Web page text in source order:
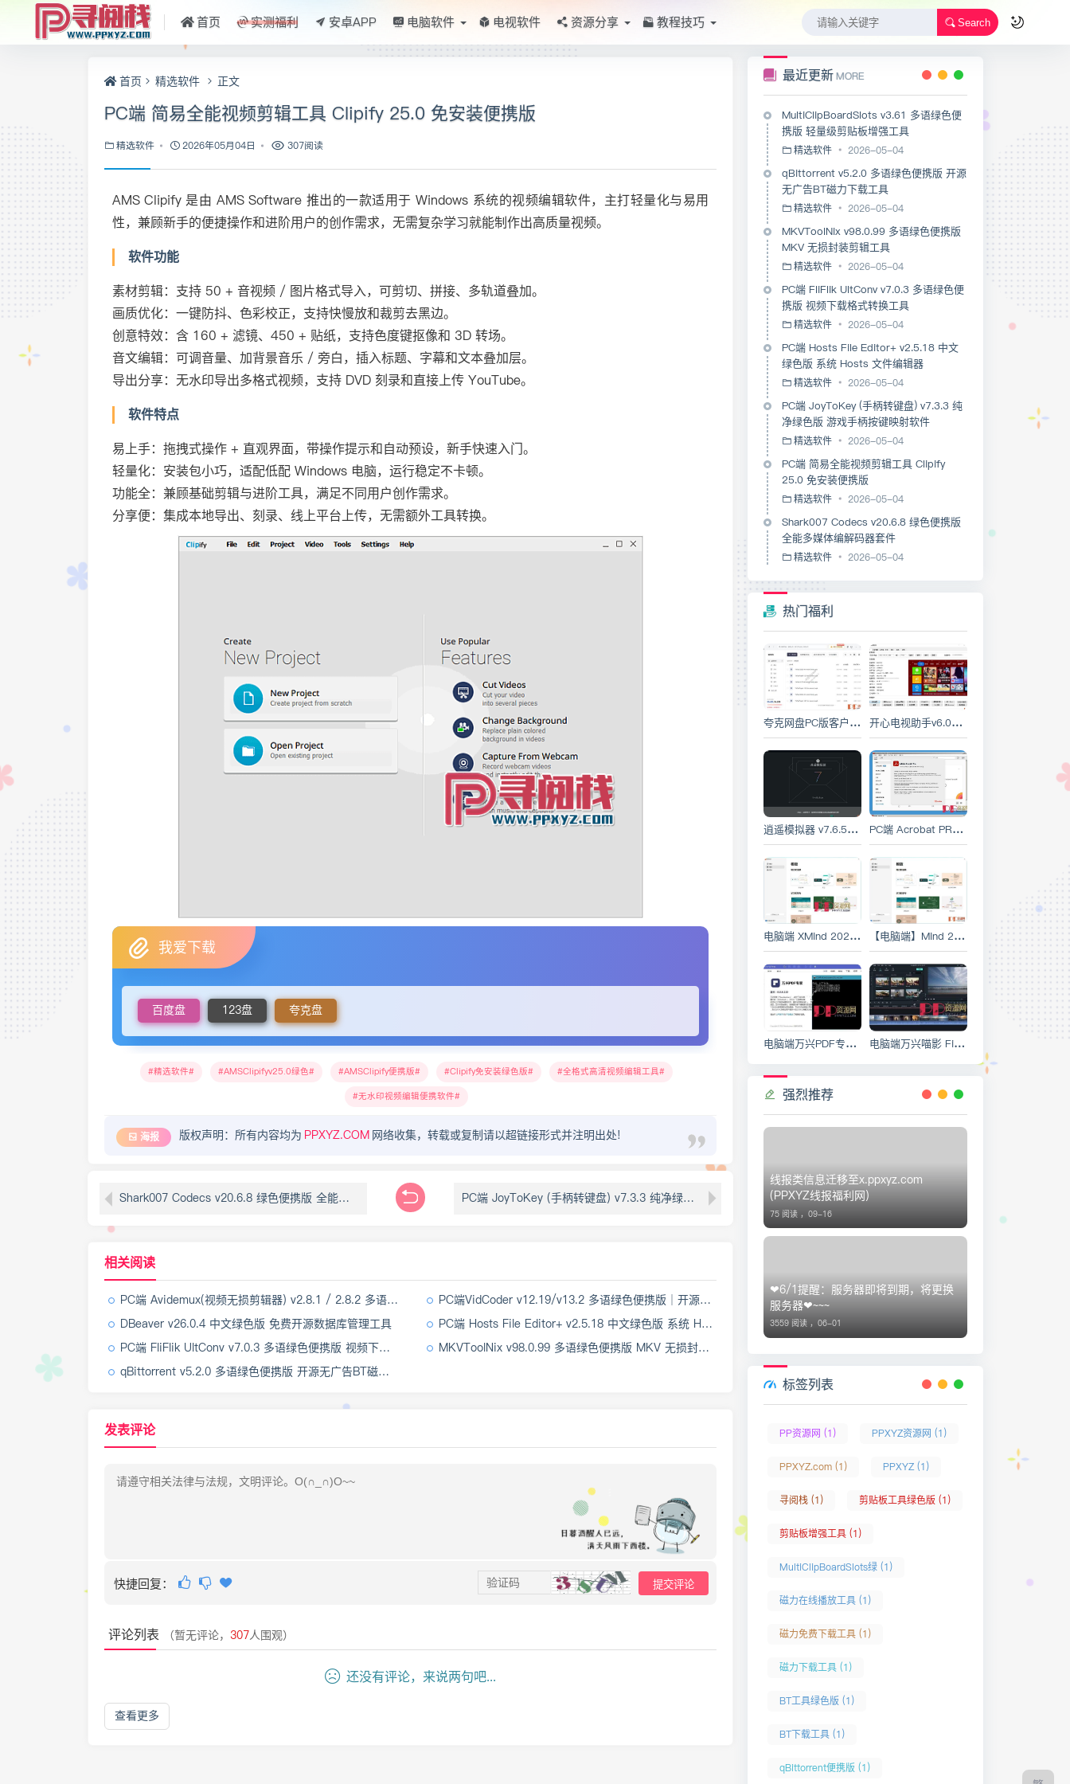
首页 实测福利 安卓APP 电脑软件 电视软件 资源分享 教程技巧 Search
首页 精选软件 正文
PC端 简易全能视频剪辑工具 Clipify 25.0 免安装便携版
精选软件 2026年05月04日 307阅读
AMS Clipify 是由 AMS Software 推出的一款适用于 Windows 系统的视频编辑软件，主打轻量化与易用
性，兼顾新手的便捷操作和进阶用户的创作需求，无需复杂学习就能制作出高质量视频。
软件功能
素材剪辑：支持 50 + 音视频 / 图片格式导入，可剪切、拼接、多轨道叠加。
画质优化：一键防抖、色彩校正，支持快慢放和裁剪去黑边。
创意特效：含 160 + 滤镜、450 + 贴纸，支持色度键抠像和 3D 转场。
音文编辑：可调音量、加背景音乐 / 旁白，插入标题、字幕和文本叠加层。
导出分享：无水印导出多格式视频，支持 DVD 刻录和直接上传 YouTube。
软件特点
易上手：拖拽式操作 + 直观界面，带操作提示和自动预设，新手快速入门。
轻量化：安装包小巧，适配低配 Windows 电脑，运行稳定不卡顿。
功能全：兼顾基础剪辑与进阶工具，满足不同用户创作需求。
分享便：集成本地导出、刻录、线上平台上传，无需额外工具转换。
我爱下载
百度盘 123盘 夸克盘
精选软件 AMSClipifyv25.0绿色 AMSClipify便携版 Clipify免安装绿色版 全格式高清视频编辑工具
无水印视频编辑便携软件
海报 版权声明：所有内容均为 PPXYZ.COM 网络收集，转载或复制请以超链接形式并注明出处!
Shark007 Codecs v20.6.8 绿色便携版 全能多媒体编解码器套件 PC端 JoyToKey (手柄转键盘) v7.3.3 纯净绿色版 游戏手柄按键映射软件
相关阅读
PC端 Avidemux(视频无损剪辑器) v2.8.1 / 2.8.2 多语便携绿色版
PC端VidCoder v12.19/v13.2 多语绿色便携版｜开源视频剪辑转码神器
DBeaver v26.0.4 中文绿色版 免费开源数据库管理工具
PC端 Hosts File Editor+ v2.5.18 中文绿色版 系统 Hosts 文件编辑器
PC端 FliFlik UltConv v7.0.3 多语绿色便携版 视频下载格式转换工具
MKVToolNix v98.0.99 多语绿色便携版 MKV 无损封装剪辑工具
qBittorrent v5.2.0 多语绿色便携版 开源无广告BT磁力下载工具
发表评论
快捷回复：
评论列表 （暂无评论， 307人围观）
还没有评论，来说两句吧...
查看更多
最近更新 MORE
MultiClipBoardSlots v3.61 多语绿色便
携版 轻量级剪贴板增强工具
精选软件 2026-05-04
qBittorrent v5.2.0 多语绿色便携版 开源
无广告BT磁力下载工具
精选软件 2026-05-04
MKVToolNix v98.0.99 多语绿色便携版
MKV 无损封装剪辑工具
精选软件 2026-05-04
PC端 FliFlik UltConv v7.0.3 多语绿色便
携版 视频下载格式转换工具
精选软件 2026-05-04
PC端 Hosts File Editor+ v2.5.18 中文
绿色版 系统 Hosts 文件编辑器
精选软件 2026-05-04
PC端 JoyToKey (手柄转键盘) v7.3.3 纯
净绿色版 游戏手柄按键映射软件
精选软件 2026-05-04
PC端 简易全能视频剪辑工具 Clipify
25.0 免安装便携版
精选软件 2026-05-04
Shark007 Codecs v20.6.8 绿色便携版
全能多媒体编解码器套件
精选软件 2026-05-04
热门福利
夸克网盘PC版客户端 v3.2.2.1 绿色去广告版 开心电视助手v6.0版本-免费电视精简及软件安装工具
逍遥模拟器 v7.6.5 绿色精简优化版 [安卓模拟器] PC端 Acrobat PRO DC 24.004.20272 x64 PDF编辑破解版
电脑端 XMind 2024 v24.09.13001 中文破解绿色版 思维导图制作软件 【电脑端】Mind 2024 v24.09.13001 中文破解绿色版 思维导图软件
电脑端万兴PDF专家 PDFelement v11.1.1.3173 中文永久激活专业版 电脑端万兴喵影 Filmora v13.6.13.9072 中文绿色特别版 Wondershare Filmora 原
强烈推荐
线报类信息迁移至x.ppxyz.com
(PPXYZ线报福利网)
75 阅读 ， 09-16
❤6/1提醒：服务器即将到期，将更换
服务器❤~~~
3559 阅读 ， 06-01
标签列表
PP资源网 (1) PPXYZ资源网 (1)
PPXYZ.com (1) PPXYZ (1)
寻阅栈 (1) 剪贴板工具绿色版 (1)
剪贴板增强工具 (1)
MultiClipBoardSlots绿 (1)
磁力在线播放工具 (1)
磁力免费下载工具 (1)
磁力下载工具 (1)
BT工具绿色版 (1)
BT下载工具 (1)
qBittorrent便携版 (1)